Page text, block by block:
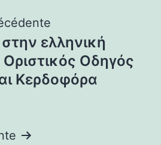
ελληνική
Οριστικός Οδηγός
Κερδοφόρα